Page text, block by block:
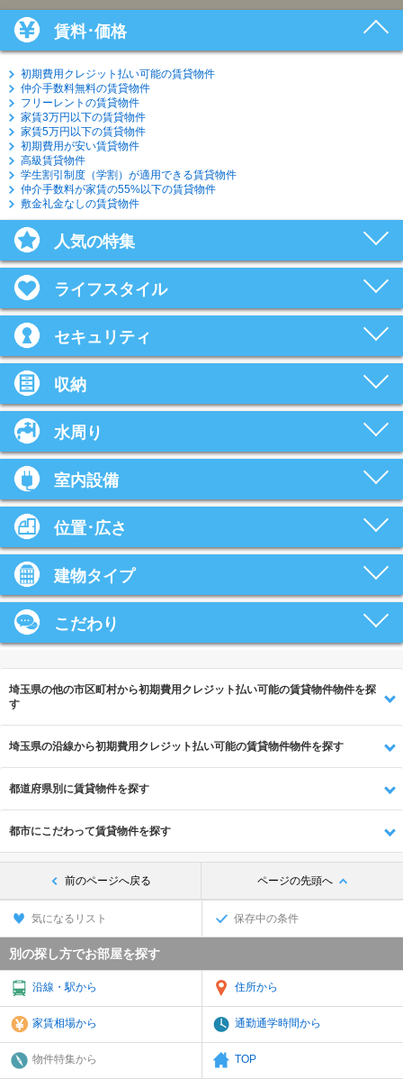
賃料･価格
初期費用クレジット払い可能の賃貸物件
仲介手数料無料の賃貸物件
フリーレントの賃貸物件
家賃3万円以下の賃貸物件
家賃5万円以下の賃貸物件
初期費用が安い賃貸物件
高級賃貸物件
学生割引制度（学割）が適用できる賃貸物件
仲介手数料が家賃の55%以下の賃貸物件
敷金礼金なしの賃貸物件
人気の特集
ライフスタイル
セキュリティ
収納
水周り
室内設備
位置･広さ
建物タイプ
こだわり
埼玉県の他の市区町村から初期費用クレジット払い可能の賃貸物件物件を探
す
埼玉県の沿線から初期費用クレジット払い可能の賃貸物件物件を探す
都道府県別に賃貸物件を探す
都市にこだわって賃貸物件を探す
前のページへ戻る ページの先頭へ
気になるリスト 保存中の条件
別の探し方でお部屋を探す
沿線・駅から 住所から
家賃相場から 通勤通学時間から
物件特集から TOP